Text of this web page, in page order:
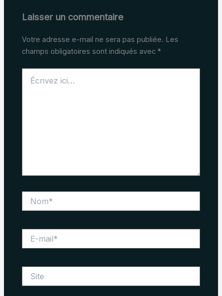
Laisser un commentaire
Votre adresse e-mail ne sera pas publiée. Les
champs obligatoires sont indiqués avec*
ici…
mail*